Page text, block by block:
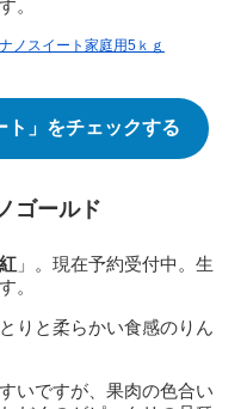
。
ノスイート家庭用5ｋｇ
ト」をチェックする
ゴールド
」。現在予約受付中。生
。
りと柔らかい食感のりん
いですが、果肉の色合い